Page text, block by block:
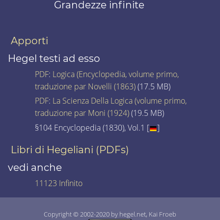
Grandezze infinite
Apporti
Hegel testi ad esso
PDF: Logica (Encyclopedia, volume primo,
traduzione par Novelli (1863)(17.5 MB)
PDF: La Scienza Della Logica (volume primo,
traduzione par Moni (1924)(19.5 MB)
§104 Encyclopedia (1830), Vol.1 [
]
Libri di Hegeliani (PDFs)
vedi anche
11123 Infinito
Copyright © 2002-2020 by hegel.net, Kai Froeb